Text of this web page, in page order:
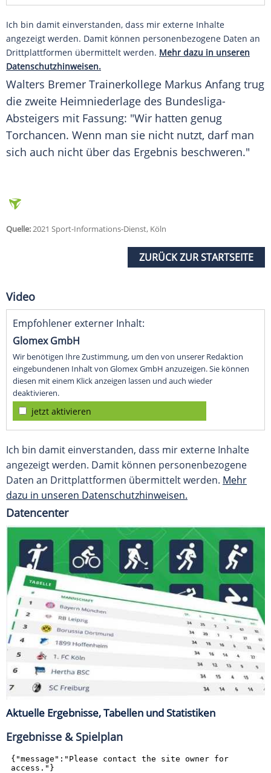
Ich bin damit einverstanden, dass mir externe Inhalte
angezeigt werden. Damit können personenbezogene Daten an
Drittplattformen übermittelt werden. Mehr dazu in unseren
Datenschutzhinweisen.
Walters Bremer Trainerkollege Markus Anfang trug
die zweite Heimniederlage des Bundesliga-
Absteigers mit Fassung: "Wir hatten genug
Torchancen. Wenn man sie nicht nutzt, darf man
sich auch nicht über das Ergebnis beschweren."
Quelle:2021 Sport-Informations-Dienst, Köln
ZURÜCK ZUR STARTSEITE
Video
Empfohlener externer Inhalt:
Glomex GmbH
Wir benötigen Ihre Zustimmung, um den von unserer Redaktion
eingebundenen Inhalt von Glomex GmbH anzuzeigen. Sie können
diesen mit einem Klick anzeigen lassen und auch wieder
deaktivieren.
jetzt aktivieren
Ich bin damit einverstanden, dass mir externe Inhalte
angezeigt werden. Damit können personenbezogene
Daten an Drittplattformen übermittelt werden. Mehr
dazu in unseren Datenschutzhinweisen.
Datencenter
Aktuelle Ergebnisse, Tabellen und Statistiken
Ergebnisse & Spielplan